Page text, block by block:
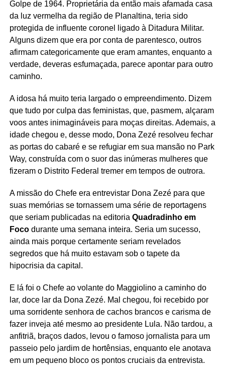
Golpe de 1964. Proprietária da então mais afamada casa
da luz vermelha da região de Planaltina, teria sido
protegida de influente coronel ligado à Ditadura Militar.
Alguns dizem que era por conta de parentesco, outros
afirmam categoricamente que eram amantes, enquanto a
verdade, deveras esfumaçada, parece apontar para outro
caminho.
A idosa há muito teria largado o empreendimento. Dizem
que tudo por culpa das feministas, que, pasmem, alçaram
voos antes inimagináveis para moças direitas. Ademais, a
idade chegou e, desse modo, Dona Zezé resolveu fechar
as portas do cabaré e se refugiar em sua mansão no Park
Way, construída com o suor das inúmeras mulheres que
fizeram o Distrito Federal tremer em tempos de outrora.
A missão do Chefe era entrevistar Dona Zezé para que
suas memórias se tornassem uma série de reportagens
que seriam publicadas na editoria Quadradinho em
Focodurante uma semana inteira. Seria um sucesso,
ainda mais porque certamente seriam revelados
segredos que há muito estavam sob o tapete da
hipocrisia da capital.
E lá foi o Chefe ao volante do Maggiolino a caminho do
lar, doce lar da Dona Zezé. Mal chegou, foi recebido por
uma sorridente senhora de cachos brancos e carisma de
fazer inveja até mesmo ao presidente Lula. Não tardou, a
anfitriã, braços dados, levou o famoso jornalista para um
passeio pelo jardim de hortênsias, enquanto ele anotava
em um pequeno bloco os pontos cruciais da entrevista.